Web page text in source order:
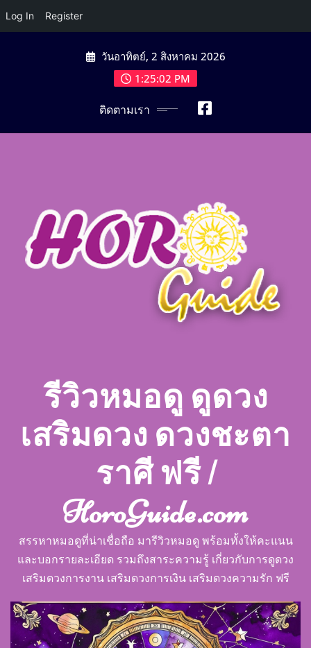
Log In Register
วันอาทิตย์, 2 สิงหาคม 2026
1:25:03 PM
ติดตามเรา
รีวิวหมอดู ดูดวง
เสริมดวง ดวงชะตา
ราศี ฟรี |
HoroGuide.com
สรรหาหมอดูที่น่าเชื่อถือ มารีวิวหมอดู พร้อมทั้งให้คะแนน
และบอกรายละเอียด รวมถึงสาระความรู้ เกี่ยวกับการดูดวง
เสริมดวงการงาน เสริมดวงการเงิน เสริมดวงความรัก ฟรี